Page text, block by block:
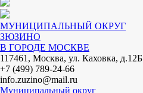
МУНИЦИПАЛЬНЫЙ ОКРУГ
ЗЮЗИНО
В ГОРОДЕ МОСКВЕ
117461, Москва, ул. Каховка, д.12Б
+7 (499) 789-24-66
info.zuzino@mail.ru
Муниципальный округ